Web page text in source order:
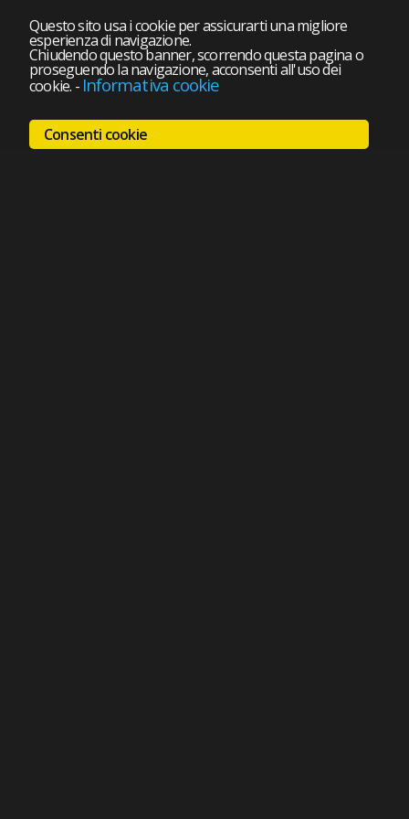
Questo sito usa i cookie per assicurarti una migliore
esperienza di navigazione.
Chiudendo questo banner, scorrendo questa pagina o
proseguendo la navigazione, acconsenti all'uso dei
cookie. - Informativa cookie
Consenti cookie